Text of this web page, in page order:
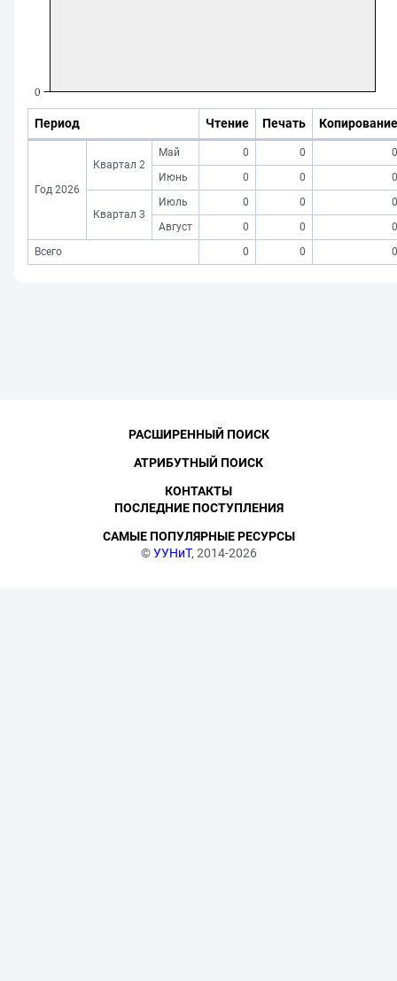
Период Чтение Печать Копирование
Год 2026
Квартал 2
Май 0 0
0
Июнь
0 0 0
Квартал 3
Июль 0 0
0
Август
0 0
0
Всего
0 0 0
©УУНиТ, 2014-2026
РАСШИРЕННЫЙ ПОИСК
АТРИБУТНЫЙ ПОИСК
КОНТАКТЫ
ПОСЛЕДНИЕ ПОСТУПЛЕНИЯ
САМЫЕ ПОПУЛЯРНЫЕ РЕСУРСЫ